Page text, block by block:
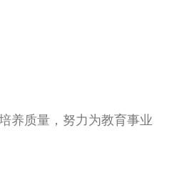
养质量，努力为教育事业